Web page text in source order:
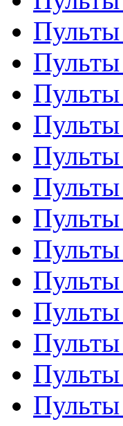
Пульты
Пульты
Пульты